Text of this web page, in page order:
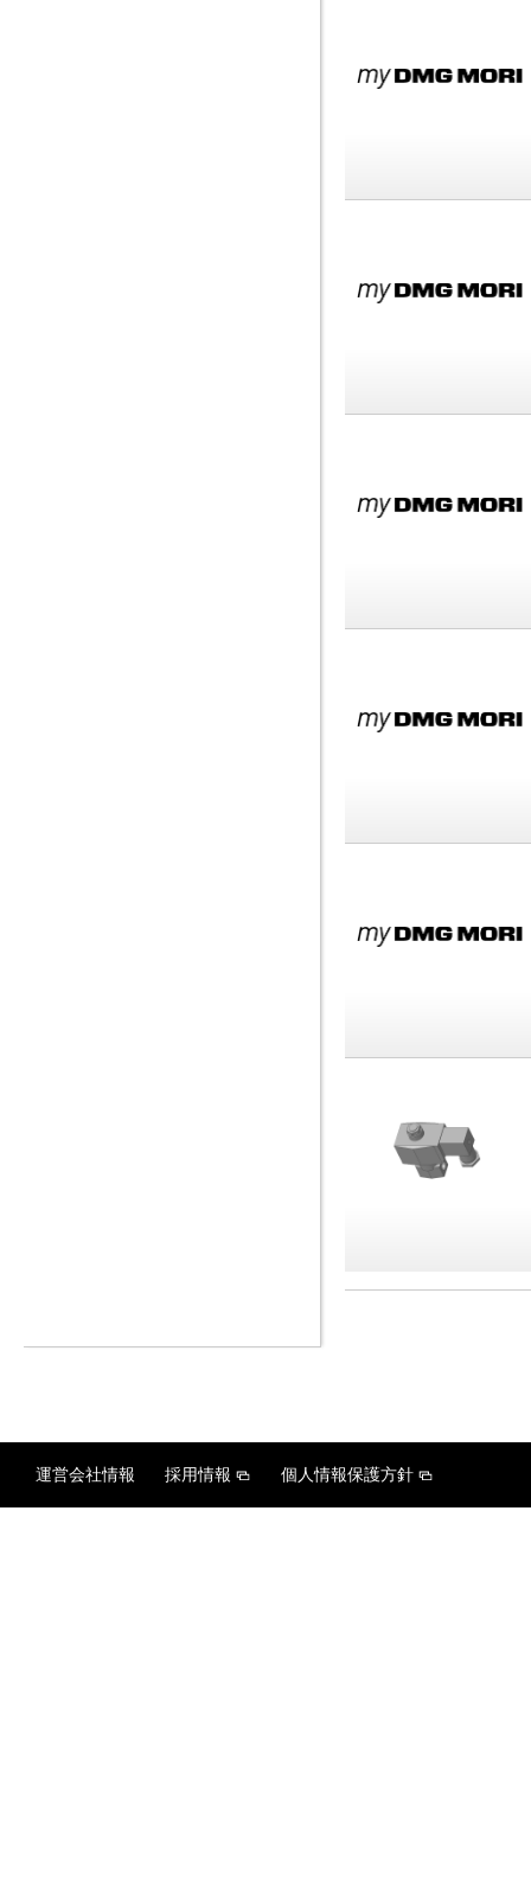
運営会社情報 採用情報 個人情報保護方針